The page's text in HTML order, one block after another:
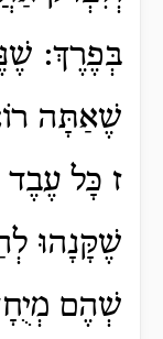
בְּפֶרֶךְ:
שֶׁאַתָּה
ז כָּל
שֶׁקָּנָהוּ
שְׁהֶם